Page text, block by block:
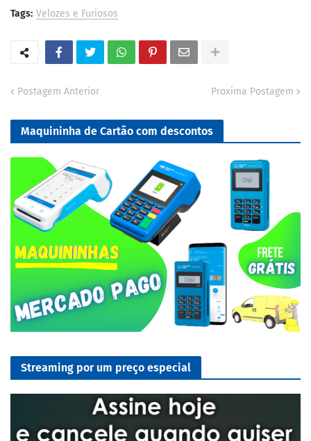
Tags: Velozes e Furiosos
Postagem Anterior Proxima Postagem
Maquininha de Cartão com descontos
Streaming por um preço especial